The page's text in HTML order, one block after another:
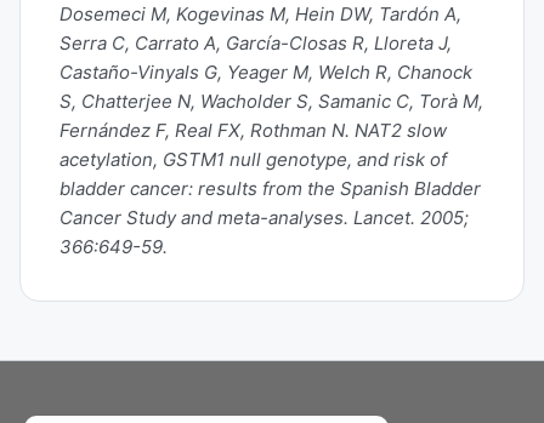
Dosemeci M, Kogevinas M, Hein DW, Tardón A,
Serra C, Carrato A, García-Closas R, Lloreta J,
Castaño-Vinyals G, Yeager M, Welch R, Chanock
S, Chatterjee N, Wacholder S, Samanic C, Torà M,
Fernández F, Real FX, Rothman N. NAT2 slow
acetylation, GSTM1 null genotype, and risk of
bladder cancer: results from the Spanish Bladder
Cancer Study and meta-analyses. Lancet. 2005;
366:649-59.